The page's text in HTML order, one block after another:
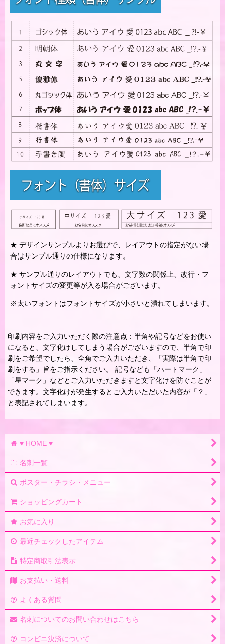
★ デザインサンプルよりお選びで、レイアウトの指定がない場
合はサンプル通りの仕様になります。
★ サンプル通りのレイアウトでも、文字数の関係上、改行・フ
ォントサイズの変更等が入る場合がございます。
※太いフォントはフォントサイズが小さいと潰れてしまいます。
印刷内容をご入力いただく際の注意点：半角や記号などをお使い
になると、文字化けしてしまう場合がございますので、半角で印
刷をご希望でしたら、全角でご入力いただき、「実際は半角で印
刷をする」旨をご指示ください。 記号なども「ハートマーク」
「星マーク」などとご入力いただきますと文字化けを防ぐことが
できます。文字化けが発生するとご入力いただいた内容が「？」
と表記されてしまいます。
♥ HOME ♥
名刺一覧
ポスター・チラシ・メニュー
ショッピングカート
お気に入り
最近チェックしたアイテム
特定商取引法表示
お支払い・送料
よくある質問
名刺についてのお問い合わせはこちら
コンビニ決済について